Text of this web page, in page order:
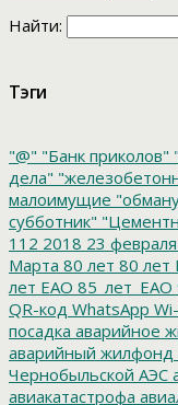
Найти:
Тэги
"@" "Банк приколов"
дела"
малоимущие
субботник"
112 2018 23 февраля
Марта 80 лет 80 лет
лет ЕАО 85_лет_ЕАО
QR-код WhatsApp
посадка аварийное
аварийный жилфонд
Чернобыльской АЭС
авиакатастрофа